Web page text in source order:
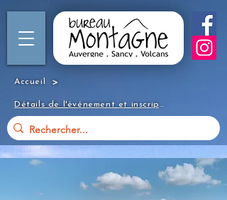
Accueil >
Détails de l'événement et inscription